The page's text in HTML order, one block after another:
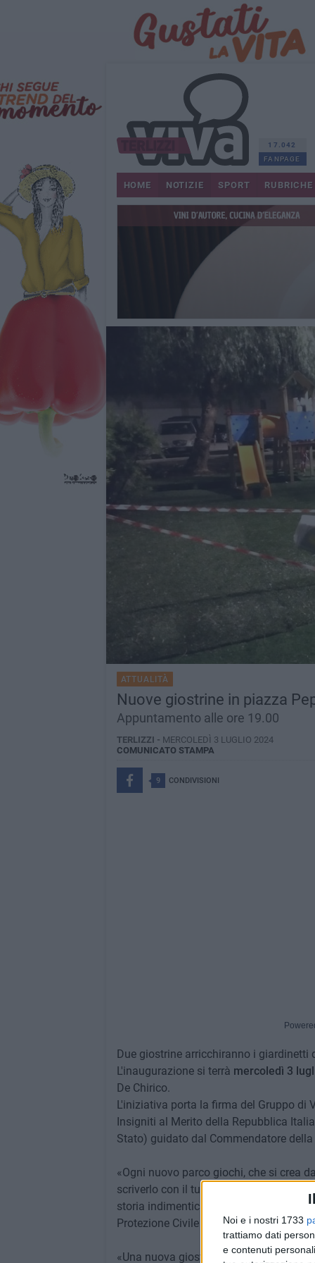
Noi e i nostri 1733
trattiamo dati
e contenuti
17.042
FANPAGE
HOME NOTIZIE SPORT RUBRICHE
ATTUALITÀ
Nuove giostrine in piazza
Appuntamento alle ore 19.00
TERLIZZI - MERCOLEDÌ 3 LUGLIO 2024
COMUNICATO STAMPA
9 CONDIVISIONI
Due giostrine arricchiranno i giardinetti
L'inaugurazione si terrà mercoledì 3
De Chirico.
L'iniziativa porta la firma del Gruppo di
Insigniti al Merito della Repubblica
Stato) guidato dal Commendatore
«Ogni nuovo parco giochi, che si crea
scriverlo con il tuo nome in prima
storia indimenticabile», afferma
Protezione Civile UNIMRI.
«Una nuova giostrina è un'ulteriore